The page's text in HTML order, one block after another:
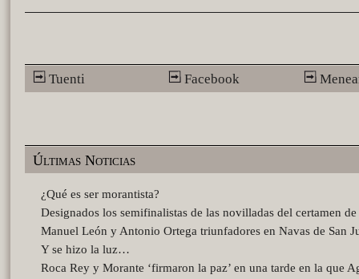
Tuenti Facebook
Últimas Noticias
¿Qué es ser morantista?
Designados los semifinalistas de las novilladas del certamen
Manuel León y Antonio Ortega triunfadores en Navas de San
Y se hizo la luz…
Roca Rey y Morante ‘firmaron la paz’ en una tarde en la que